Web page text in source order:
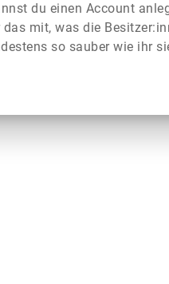
du einen Account
das mit, was die
so sauber wie ihr